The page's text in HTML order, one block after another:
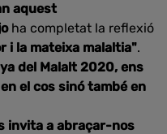
aquest
ha completat la reflexió
i la mateixa malaltia".
del Malalt 2020, ens
el cos sinó també en
invita a abraçar-nos